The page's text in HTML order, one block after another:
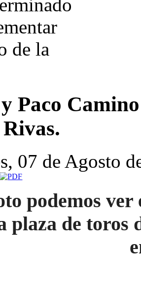
Paco
07 de Agosto
podemos ver
plaza de toros